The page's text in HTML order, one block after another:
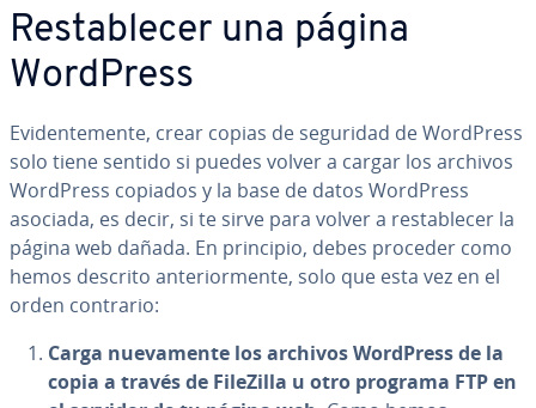
Re­s­ta­ble­cer una página
WordPress
Evi­de­n­te­me­n­te, crear copias de seguridad de WordPress
solo tiene sentido si puedes volver a cargar los archivos
WordPress copiados y la base de datos WordPress
asociada, es decir, si te sirve para volver a re­s­ta­ble­cer la
página web dañada. En principio, debes proceder como
hemos descrito an­te­rio­r­me­n­te, solo que esta vez en el
orden contrario:
Carga nue­va­me­n­te los archivos WordPress de la
copia a través de FileZilla u otro programa FTP en